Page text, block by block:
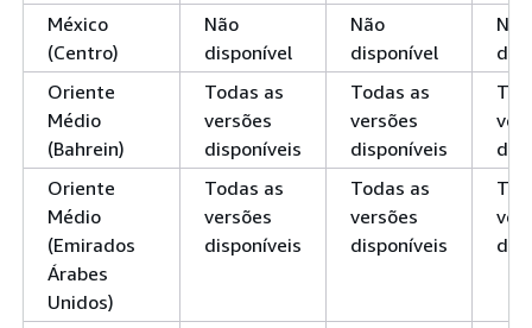
México
(Centro)
Não
disponível
Não
disponível
Não
Oriente
Médio
(Bahrein)
Todas as
versões
disponíveis
Todas as
versões
disponíveis
Oriente
Médio
(Emirados
Árabes
Unidos)
Todas as
versões
disponíveis
Todas as
versões
disponíveis